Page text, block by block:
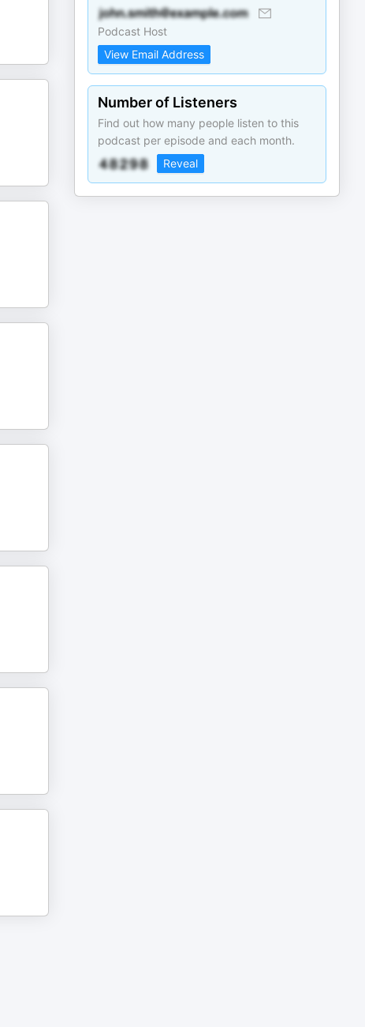
Podcast Host
View Email Address
Number of Listeners
Find out how many people listen to this
podcast per episode and each month.
Reveal